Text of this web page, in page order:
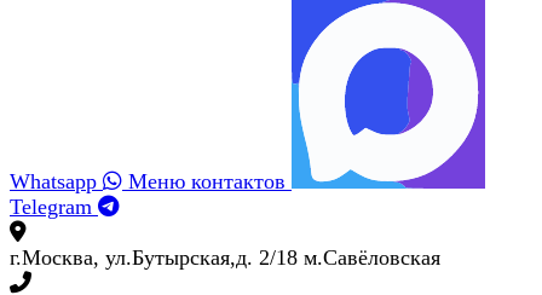
Whatsapp
Меню контактов
Telegram
г.Москва, ул.Бутырская,д. 2/18 м.Савёловская